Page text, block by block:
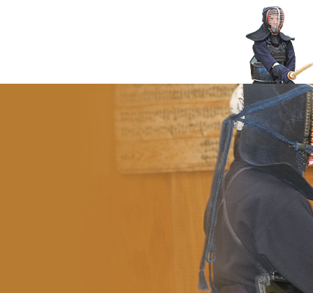
剣道防具や竹刀の通販専門サイト『剣道防具コム』のスタッフが剣道に関す